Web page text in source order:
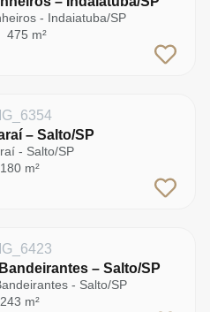
- Indaiatuba/SP
475 m²
– Salto/SP
- Salto/SP
180 m²
– Salto/SP
- Salto/SP
243 m²